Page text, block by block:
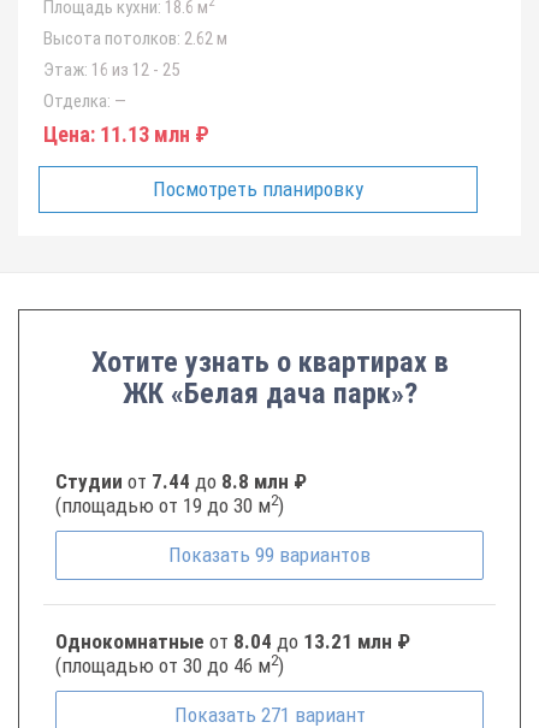
Площадь кухни: 18.6 м
Высота потолков: 2.62 м
Этаж: 16 из 12 - 25
Отделка: —
Цена: 11.13 млн ₽
Посмотреть планировку
Хотите узнать о квартирах в
ЖК «Белая дача парк»?
Студии от 7.44 до 8.8 млн ₽
(площадью от 19 до 30 м2)
Показать 99 вариантов
Однокомнатные от 8.04 до 13.21 млн ₽
(площадью от 30 до 46 м2)
Показать 271 вариант